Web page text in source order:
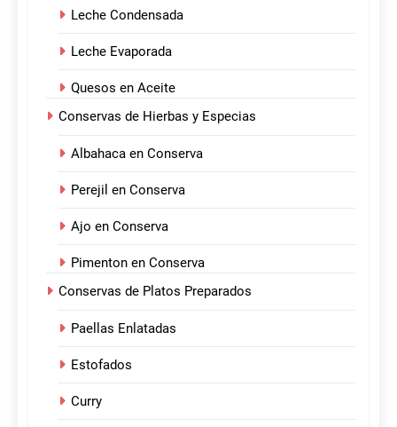
Leche Condensada
Leche Evaporada
Quesos en Aceite
Conservas de Hierbas y Especias
Albahaca en Conserva
Perejil en Conserva
Ajo en Conserva
Pimenton en Conserva
Conservas de Platos Preparados
Paellas Enlatadas
Estofados
Curry